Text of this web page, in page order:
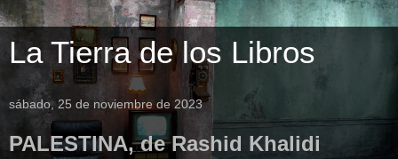
La Tierra de los Libros
sábado, 25 de noviembre de 2023
PALESTINA, de Rashid Khalidi